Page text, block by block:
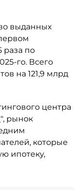
выданных
раза по
го. Всего
на 121,9 млрд
центра
", рынок
которые
ипотеку,